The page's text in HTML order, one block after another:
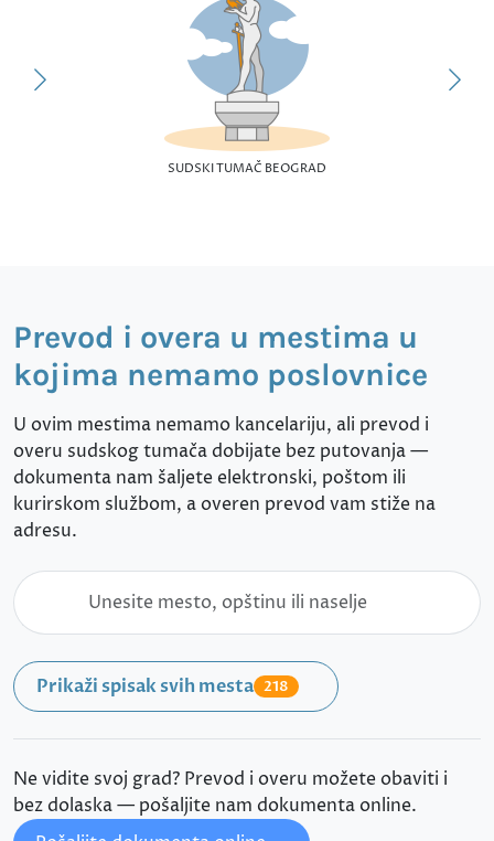
SUDSKI TUMAČ BEOGRAD
Prevod i overa u mestima u
kojima nemamo poslovnice
U ovim mestima nemamo kancelariju, ali prevod i
overu sudskog tumača dobijate bez putovanja —
dokumenta nam šaljete elektronski, poštom ili
kurirskom službom, a overen prevod vam stiže na
adresu.
Prikaži spisak svih mesta 218
Ne vidite svoj grad? Prevod i overu možete obaviti i
bez dolaska — pošaljite nam dokumenta online.